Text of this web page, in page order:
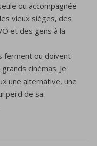
ou accompagnée
vieux sièges, des
et des gens à la
ferment ou doivent
cinémas. Je
une alternative, une
perd de sa